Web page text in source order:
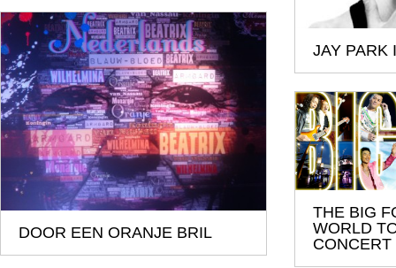
JAY PARK
DOOR EEN ORANJE BRIL
THE BIG
WORLD
CONCERT